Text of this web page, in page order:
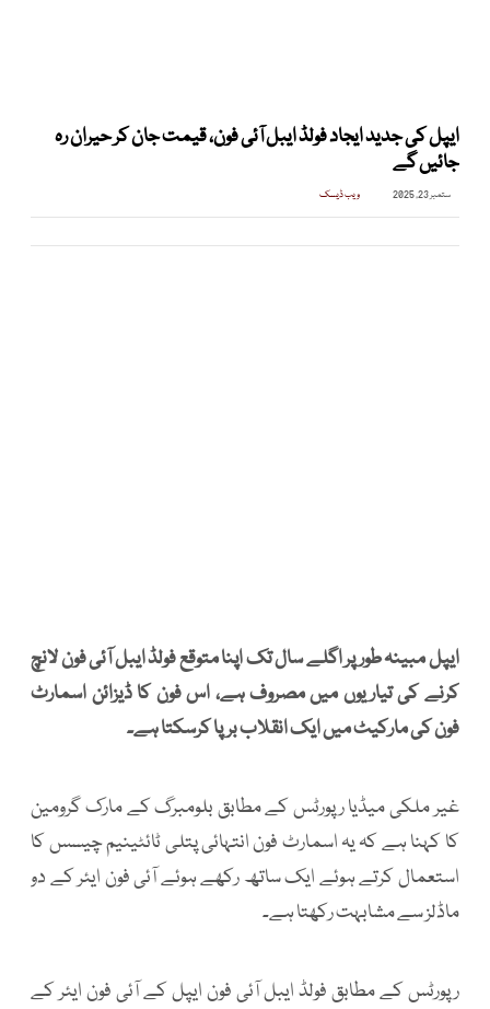
ایپل کی جدید ایجاد فولڈ ایبل آئی فون، قیمت جان کر حیران رہ
جائیں گے
ستمبر 23, 2025 ویب ڈیسک
ایپل مبینہ طور پر اگلے سال تک اپنا متوقع فولڈ ایبل آئی فون لانچ
کرنے کی تیاریوں میں مصروف ہے، اس فون کا ڈیزائن اسمارٹ
فون کی مارکیٹ میں ایک انقلاب برپا کرسکتا ہے۔
غیر ملکی میڈیا رپورٹس کے مطابق بلومبرگ کے مارک گرومین
کا کہنا ہے کہ یہ اسمارٹ فون انتہائی پتلی ٹائٹینیم چیسس کا
استعمال کرتے ہوئے ایک ساتھ رکھے ہوئے آئی فون ایئر کے دو
ماڈلز سے مشابہت رکھتا ہے۔
رپورٹس کے مطابق فولڈ ایبل آئی فون ایپل کے آئی فون ایئر کے